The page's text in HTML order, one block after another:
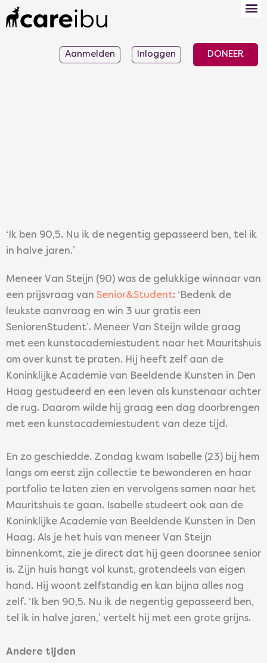
naar
Aanmelden Inloggen DONEER
‘Ik ben 90,5. Nu ik de negentig gepasseerd ben, tel ik
in halve jaren.’
Meneer Van Steijn (90) was de gelukkige winnaar van
een prijsvraag van Senior&Student: ‘Bedenk de
leukste aanvraag en win 3 uur gratis een
SeniorenStudent’. Meneer Van Steijn wilde graag
met een kunstacademiestudent naar het Mauritshuis
om over kunst te praten. Hij heeft zelf aan de
Koninklijke Academie van Beeldende Kunsten in Den
Haag gestudeerd en een leven als kunstenaar achter
de rug. Daarom wilde hij graag een dag doorbrengen
met een kunstacademiestudent van deze tijd.
En zo geschiedde. Zondag kwam Isabelle (23) bij hem
langs om eerst zijn collectie te bewonderen en haar
portfolio te laten zien en vervolgens samen naar het
Mauritshuis te gaan. Isabelle studeert ook aan de
Koninklijke Academie van Beeldende Kunsten in Den
Haag. Als je het huis van meneer Van Steijn
binnenkomt, zie je direct dat hij geen doorsnee senior
is. Zijn huis hangt vol kunst, grotendeels van eigen
hand. Hij woont zelfstandig en kan bijna alles nog
zelf. ‘Ik ben 90,5. Nu ik de negentig gepasseerd ben,
tel ik in halve jaren,’ vertelt hij met een grote grijns.
Andere tijden